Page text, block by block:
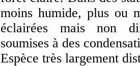
moins humide, plus ou
éclairées mais non
soumises à des
Espèce très largement